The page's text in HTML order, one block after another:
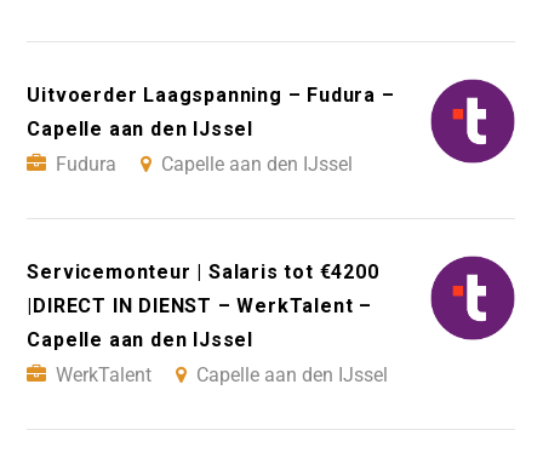
Uitvoerder Laagspanning – Fudura –
Capelle aan den IJssel
Fudura
Capelle aan den IJssel
Servicemonteur | Salaris tot €4200
|DIRECT IN DIENST – WerkTalent –
Capelle aan den IJssel
WerkTalent
Capelle aan den IJssel